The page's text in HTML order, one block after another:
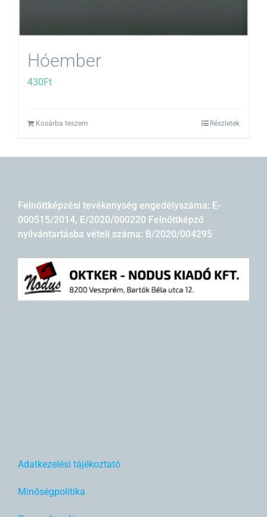
Hóember
430Ft
Kosárba teszem Részletek
Felnőttképzési tevékenység engedélyszáma: E-
000515/2014, E/2020/000220 Felnőttképző
nyilvántartásba vételi száma: B/2020/004295
Adatkezelési tájékoztató
Minőségpolitika